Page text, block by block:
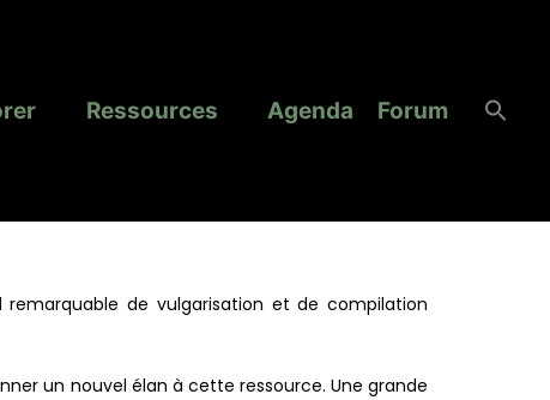
Ressources Agenda Forum
de vulgarisation et de compilation
un nouvel élan à cette ressource. Une grande